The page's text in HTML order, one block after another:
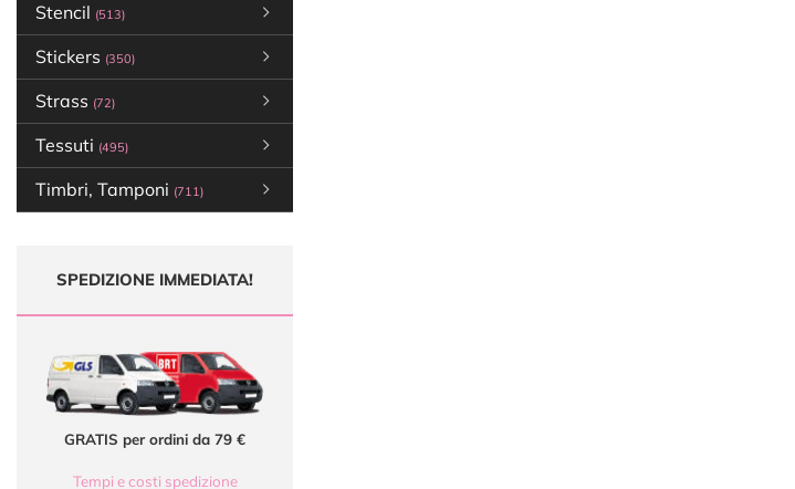
Stencil (513)
Stickers (350)
Strass (72)
Tessuti (495)
Timbri, Tamponi (711)
SPEDIZIONE IMMEDIATA!
GRATIS per ordini da 79 €
Tempi e costi spedizione